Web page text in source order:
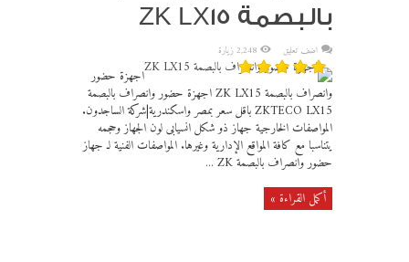
بالبصمة ZK LX15
اضف تعليق 2,248 زيارة
اجهزة حضور
وانصراف بالبصمة ZK LX15 اجهزة حضور وانصراف بالبصمة
ZKTECO LX15 باقل سعر بمصر واسكندرية|شركة الساجدون.
المواصفات الخارجية جهاز ذو شكل انسيابى لون الجهاز وحجمه
يتناسبا مع كافة المواقع الإدارية وغيرها. المواصفات الفنية لـ جهاز
حضور وانصراف بالبصمة ZK ...
أكمل القراءة »